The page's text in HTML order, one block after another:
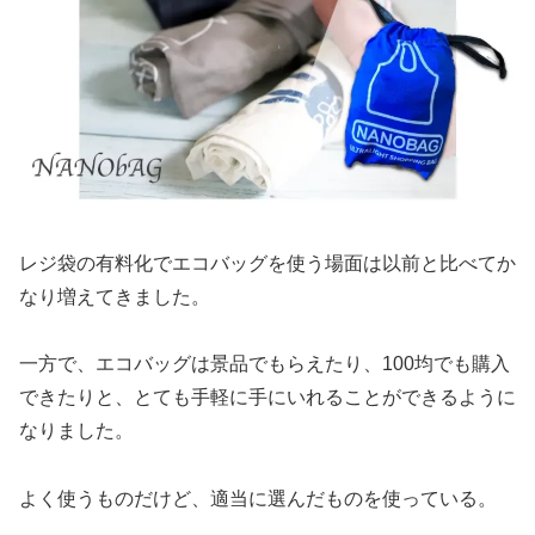
レジ袋の有料化でエコバッグを使う場面は以前と比べてか
なり増えてきました。
一方で、エコバッグは景品でもらえたり、100均でも購入
できたりと、とても手軽に手にいれることができるように
なりました。
よく使うものだけど、適当に選んだものを使っている。